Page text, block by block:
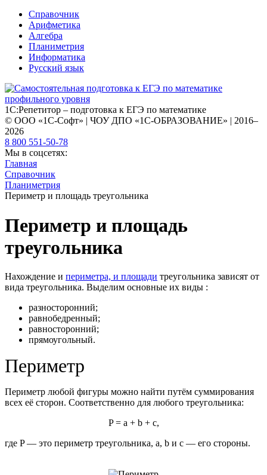
Справочник
Арифметика
Алгебра
Планиметрия
Информатика
Русский язык
1С:Репетитор – подготовка к ЕГЭ по математике
© ООО «1С-Софт» | ЧОУ ДПО «1С-ОБРАЗОВАНИЕ» | 2016–
2026
8 800 551-50-78
Мы в соцсетях:
Главная
Справочник
Планиметрия
Периметр и площадь треугольника
Периметр и площадь
треугольника
Нахождение и периметра, и площади треугольника зависят от
вида треугольника. Выделим основные их виды :
разносторонний;
равнобедренный;
равносторонний;
прямоугольный.
Периметр
Периметр любой фигуры можно найти путём суммирования
всех её сторон. Соответственно для любого треугольника:
P = a + b + c,
где P — это периметр треугольника, a, b и с — его стороны.